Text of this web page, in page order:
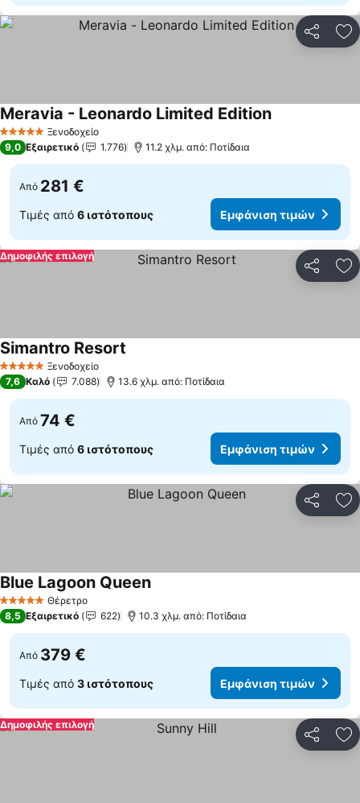
5 Αστέρια Ξενοδοχείο
Meravia - Leonardo Limited Edition
9,0 Εξαιρετικό 1.776 11.2 χλμ. από: Ποτίδαια
Από 281 €
Τιμές από 6 ιστότοπους Εμφάνιση τιμών
Δημοφιλής επιλογή
5 Αστέρια Ξενοδοχείο
Simantro Resort
7,6 Καλό 7.088 13.6 χλμ. από: Ποτίδαια
Από 74 €
Τιμές από 6 ιστότοπους Εμφάνιση τιμών
5 Αστέρια Θέρετρο
Blue Lagoon Queen
8,5 Εξαιρετικό 622 10.3 χλμ. από: Ποτίδαια
Από 379 €
Τιμές από 3 ιστότοπους Εμφάνιση τιμών
Δημοφιλής επιλογή